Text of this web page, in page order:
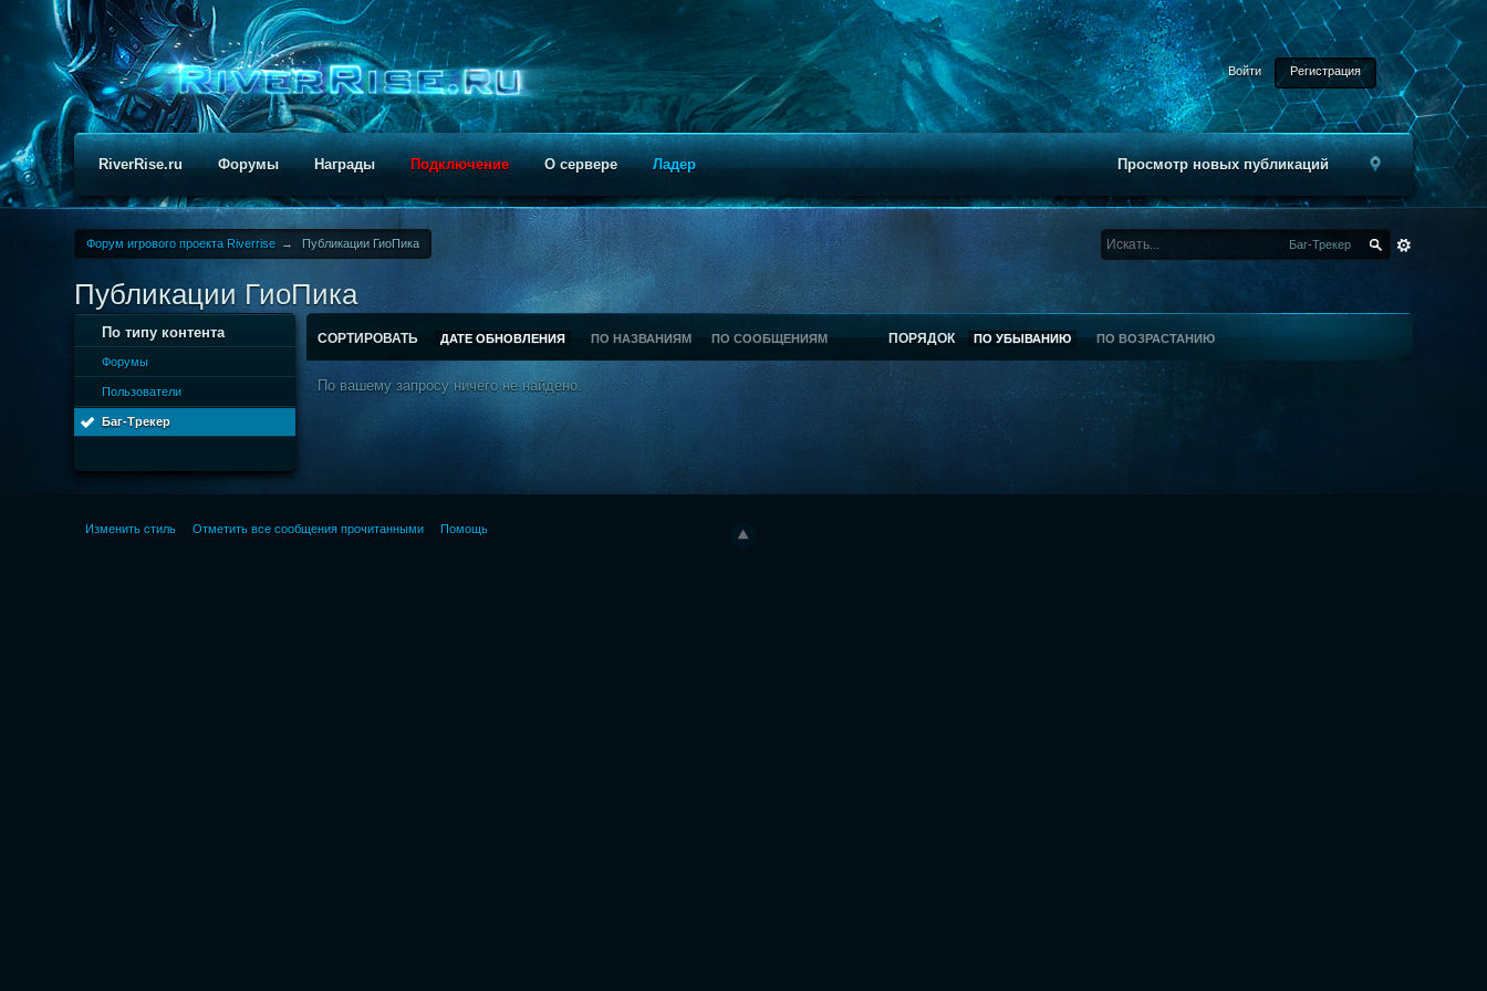
Войти Регистрация
Просмотр новых публикаций
RiverRise.ru Форумы Награды Подключение О сервере Ладер
Форум игрового проекта Riverrise → Публикации ГиоПика Баг-Трекер
Публикации ГиоПика
По типу контента
Форумы
Пользователи
Баг-Трекер
СОРТИРОВАТЬ ДАТЕ ОБНОВЛЕНИЯ ПО НАЗВАНИЯМ ПО СООБЩЕНИЯМ ПОРЯДОК ПО УБЫВАНИЮ ПО ВОЗРАСТАНИЮ
По вашему запросу ничего не найдено.
Изменить стиль Отметить все сообщения прочитанными Помощь